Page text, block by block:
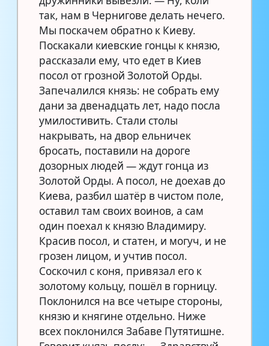
так, нам в Чернигове делать нечего.
Мы поскачем обратно к Киеву.
Поскакали киевские гонцы к князю,
рассказали ему, что едет в Киев
посол от грозной Золотой Орды.
Запечалился князь: не собрать ему
дани за двенадцать лет, надо посла
умилостивить. Стали столы
накрывать, на двор ельничек
бросать, поставили на дороге
дозорных людей — ждут гонца из
Золотой Орды. А посол, не доехав до
Киева, разбил шатёр в чистом поле,
оставил там своих воинов, а сам
один поехал к князю Владимиру.
Красив посол, и статен, и могуч, и не
грозен лицом, и учтив посол.
Соскочил с коня, привязал его к
золотому кольцу, пошёл в горницу.
Поклонился на все четыре стороны,
князю и княгине отдельно. Ниже
всех поклонился Забаве Путятишне.